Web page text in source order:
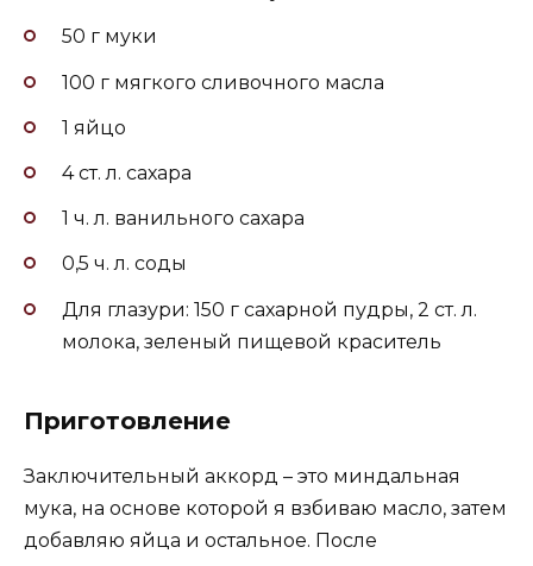
50 г муки
100 г мягкого сливочного масла
1 яйцо
4 ст. л. сахара
1 ч. л. ванильного сахара
0,5 ч. л. соды
Для глазури: 150 г сахарной пудры, 2 ст. л.
молока, зеленый пищевой краситель
Приготовление
Заключительный аккорд – это миндальная
мука, на основе которой я взбиваю масло, затем
добавляю яйца и остальное. После